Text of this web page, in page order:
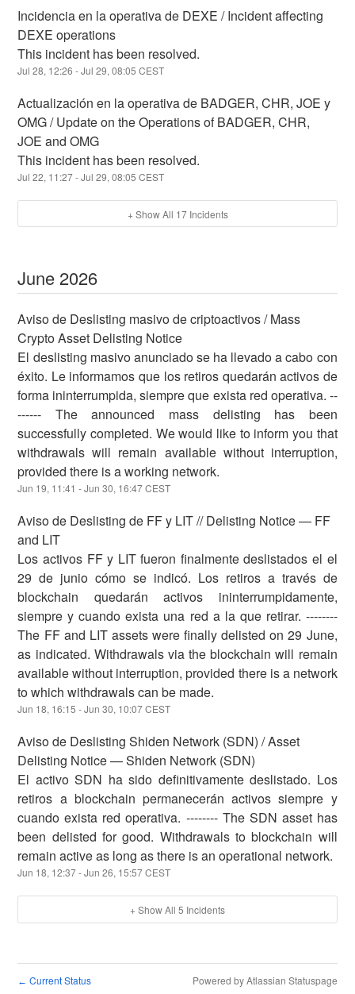
Incidencia en la operativa de DEXE / Incident affecting
DEXE operations
This incident has been resolved.
Jul28, 12:26 - Jul29,08:05 CEST
Actualización en la operativa de BADGER, CHR, JOE y
OMG / Update on the Operations of BADGER, CHR,
JOE and OMG
This incident has been resolved.
Jul22, 11:27- Jul29,08:05 CEST
+ Show All 17 Incidents
June 2026
Aviso de Deslisting masivo de criptoactivos / Mass
Crypto Asset Delisting Notice
El deslisting masivo anunciado se ha llevado a cabo con
éxito. Le informamos que los retiros quedarán activos de
forma ininterrumpida, siempre que exista red operativa. --
------ The announced mass delisting has been
successfully completed. We would like to inform you that
withdrawals will remain available without interruption,
provided there is a working network.
Jun 19, 11:41 - Jun30, 16:47CEST
Aviso de Deslisting de FF y LIT // Delisting Notice — FF
and LIT
Los activos FF y LIT fueron finalmente deslistados el el
29 de junio cómo se indicó. Los retiros a través de
blockchain quedarán activos ininterrumpidamente,
siempre y cuando exista una red a la que retirar. --------
The FF and LIT assets were finally delisted on 29 June,
as indicated. Withdrawals via the blockchain will remain
available without interruption, provided there is a network
to which withdrawals can be made.
Jun 18, 16:15 - Jun30, 10:07CEST
Aviso de Deslisting Shiden Network (SDN) / Asset
Delisting Notice — Shiden Network (SDN)
El activo SDN ha sido definitivamente deslistado. Los
retiros a blockchain permanecerán activos siempre y
cuando exista red operativa. -------- The SDN asset has
been delisted for good. Withdrawals to blockchain will
remain active as long as there is an operational network.
Jun 18, 12:37- Jun26, 15:57CEST
+ Show All 5 Incidents
← Current Status Powered by Atlassian Statuspage